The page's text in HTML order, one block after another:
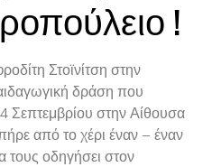
!
Στοϊνίτση στην
δράση που
Σεπτεμβρίου στην Αίθουσα
από το χέρι έναν – έναν
τους οδηγήσει στον